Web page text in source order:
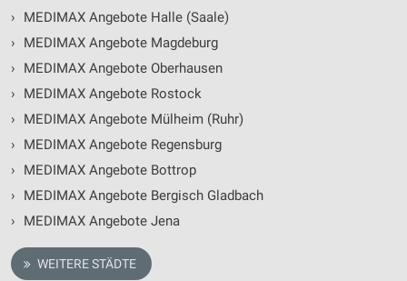
›
MEDIMAX Angebote Halle (Saale)
›
MEDIMAX Angebote Magdeburg
›
MEDIMAX Angebote Oberhausen
›
MEDIMAX Angebote Rostock
›
MEDIMAX Angebote Mülheim (Ruhr)
›
MEDIMAX Angebote Regensburg
›
MEDIMAX Angebote Bottrop
›
MEDIMAX Angebote Bergisch Gladbach
›
MEDIMAX Angebote Jena
WEITERE STÄDTE